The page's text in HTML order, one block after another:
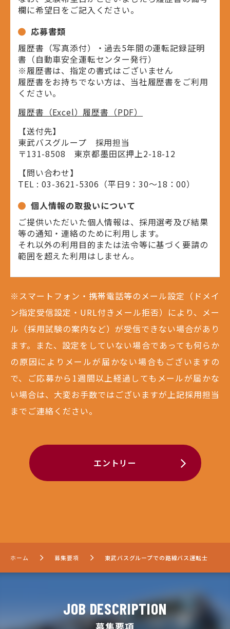
欄に希望日をご記入ください。
応募書類
履歴書（写真添付）・過去5年間の運転記録証明
書（自動車安全運転センター発行）
※履歴書は、指定の書式はございません
履歴書をお持ちでない方は、当社履歴書をご利用
ください。
履歴書（Excel） 履歴書（PDF）
【送付先】
東武バスグループ 採用担当
〒131-8508 東京都墨田区押上2-18-12
【問い合わせ】
TEL : 03-3621-5306（平日9：30～18：00）
個人情報の取扱いについて
ご提供いただいた個人情報は、採用選考及び結果
等の通知・連絡のために利用します。
それ以外の利用目的または法令等に基づく要請の
範囲を超えた利用はしません。
※スマートフォン・携帯電話等のメール設定（ドメイ
ン指定受信設定・URL付きメール拒否）により、メー
ル（採用試験の案内など）が受信できない場合があり
ます。また、設定をしていない場合であっても何らか
の原因によりメールが届かない場合もございますの
で、ご応募から1週間以上経過してもメールが届かな
い場合は、大変お手数ではございますが上記採用担当
までご連絡ください。
エントリー
ホーム 募集要項 東武バスグループでの路線バス運転士
JOB DESCRIPTION
募集要項